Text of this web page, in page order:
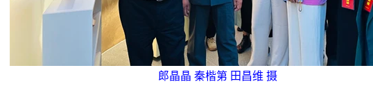
郎晶晶 秦楷第 田昌维 摄